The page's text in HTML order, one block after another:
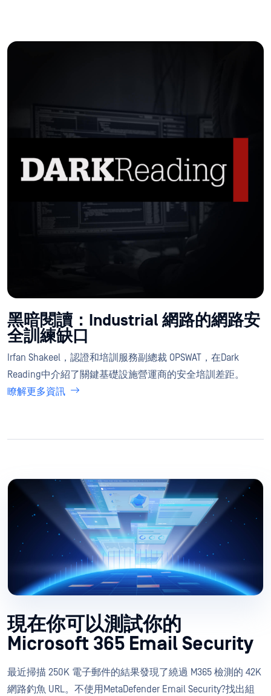
黑暗閱讀：Industrial 網路的網路安
全訓練缺口
Irfan Shakeel，認證和培訓服務副總裁 OPSWAT，在Dark
Reading中介紹了關鍵基礎設施營運商的安全培訓差距。
瞭解更多資訊
現在你可以測試你的
Microsoft 365 Email Security
最近掃描 250K 電子郵件的結果發現了繞過 M365 檢測的 42K
網路釣魚 URL。不使用MetaDefender Email Security?找出組